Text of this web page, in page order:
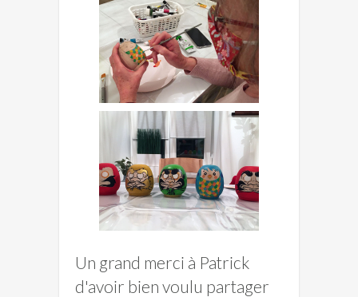
Un grand merci à Patrick
d'avoir bien voulu partager